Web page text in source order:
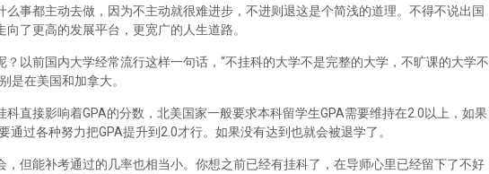
事都主动去做，因为不主动就很难进步，不进则退这是个简浅的道理。不得不说出国
了更高的发展平台，更宽广的人生道路。
以前国内大学经常流行这样一句话，“不挂科的大学不是完整的大学，不旷课的大学不
是在美国和加拿大。
直接影响着GPA的分数，北美国家一般要求本科留学生GPA需要维持在2.0以上，如果
过各种努力把GPA提升到2.0才行。如果没有达到也就会被退学了。
但能补考通过的几率也相当小。你想之前已经有挂科了，在导师心里已经留下了不好